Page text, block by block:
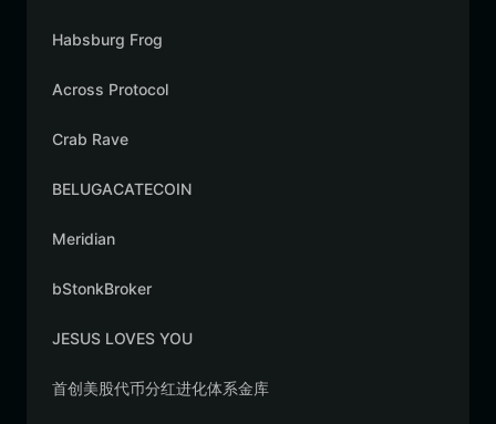
Habsburg Frog
Across Protocol
Crab Rave
BELUGACATECOIN
Meridian
bStonkBroker
JESUS LOVES YOU
首创美股代币分红进化体系金库